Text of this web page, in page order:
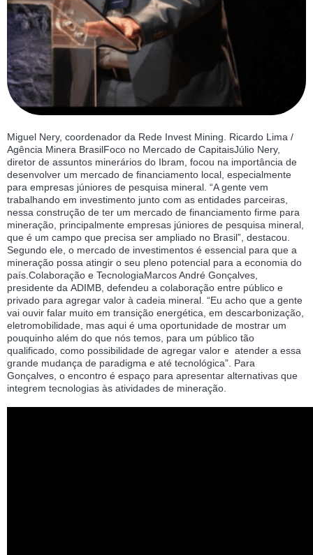
Miguel Nery, coordenador da Rede Invest Mining. Ricardo Lima /
Agência Minera BrasilFoco no Mercado de CapitaisJúlio Nery,
diretor de assuntos minerários do Ibram, focou na importância de
desenvolver um mercado de financiamento local, especialmente
para empresas júniores de pesquisa mineral. “A gente vem
trabalhando em investimento junto com as entidades parceiras,
nessa construção de ter um mercado de financiamento firme para
mineração, principalmente empresas júniores de pesquisa mineral,
que é um campo que precisa ser ampliado no Brasil”, destacou.
Segundo ele, o mercado de investimentos é essencial para que a
mineração possa atingir o seu pleno potencial para a economia do
país.Colaboração e TecnologiaMarcos André Gonçalves,
presidente da ADIMB, defendeu a colaboração entre público e
privado para agregar valor à cadeia mineral. “Eu acho que a gente
vai ouvir falar muito em transição energética, em descarbonização,
eletromobilidade, mas aqui é uma oportunidade de mostrar um
pouquinho além do que nós temos, para um público tão
qualificado, como possibilidade de agregar valor e atender a essa
grande mudança de paradigma e até tecnológica”. Para
Gonçalves, o encontro é espaço para apresentar alternativas que
integrem tecnologias às atividades de mineração.